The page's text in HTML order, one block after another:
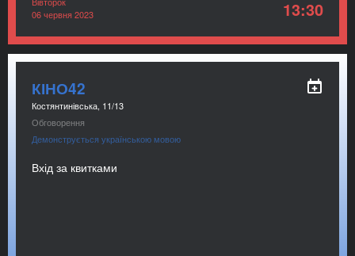
06 червня 2023
13:30
КІНО42
Костянтинівська, 11/13
Обговорення
Демонструється українською мовою
Вхід за квитками